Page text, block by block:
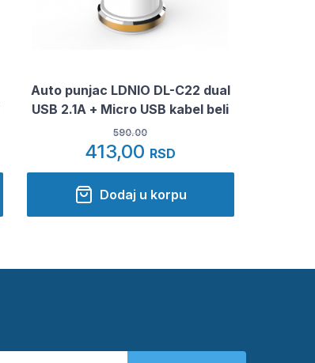
Auto punjac LDNIO DL-C22 dual
USB 2.1A + Micro USB kabel beli
590.00
413,00 RSD
Dodaj u korpu